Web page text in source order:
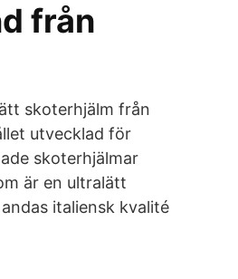
från
skoterhjälm från
utvecklad för
skoterhjälmar
är en ultralätt
italiensk kvalité